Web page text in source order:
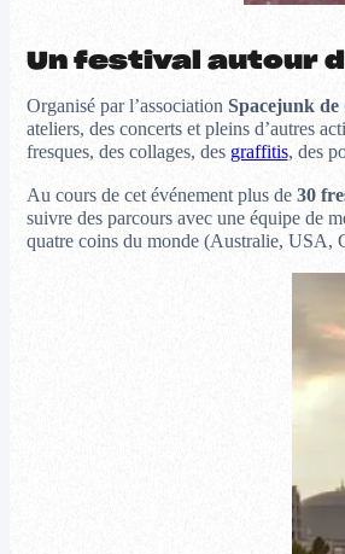
Un festival autour
Organisé par l’association Spacejunk de
ateliers, des concerts et pleins d’autres
fresques, des collages, des graffitis, des
Au cours de cet événement plus de 30
suivre des parcours avec une équipe de
quatre coins du monde (Australie, USA,